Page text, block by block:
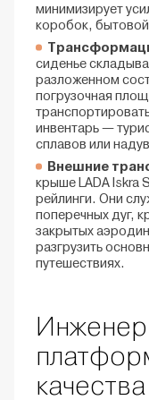
минимизирует
коробок, бытовой
сиденье
разложенном
погрузочная
инвентарь —
сплавов или
Внешние
крыше LADA Iskra
рейлинги. Они
поперечных дуг,
закрытых
разгрузить
путешествиях.
качества